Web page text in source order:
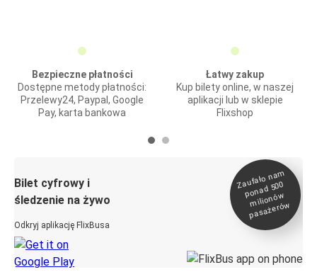
Bezpieczne płatności
Dostępne metody płatności:
Przelewy24, Paypal, Google
Pay, karta bankowa
Łatwy zakup
Kup bilety online, w naszej
aplikacji lub w sklepie
Flixshop
Bilet cyfrowy i
śledzenie na żywo
Odkryj aplikację FlixBusa
Zaufało na
m
ponad 500
milionó
w
pasażeró
w